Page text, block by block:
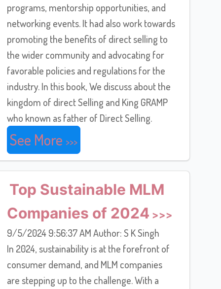
programs, mentorship opportunities, and
networking events. It had also work towards
promoting the benefits of direct selling to
the wider community and advocating for
favorable policies and regulations for the
industry. In this book, We discuss about the
kingdom of direct Selling and King GRAMP
who known as father of Direct Selling.
See More
Top Sustainable MLM
Companies of 2024
9/5/2024 9:56:37 AM Author: S K Singh
In 2024, sustainability is at the forefront of
consumer demand, and MLM companies
are stepping up to the challenge. With a